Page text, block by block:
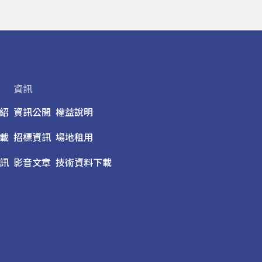
資訊
資訊公開
招標資訊
影音文章
權益說明
場地租用
技術資料下載